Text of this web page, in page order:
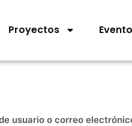
Proyectos
usuario o correo